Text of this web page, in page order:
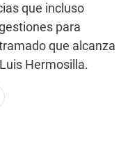
que incluso
para
que alcanza
Hermosilla.